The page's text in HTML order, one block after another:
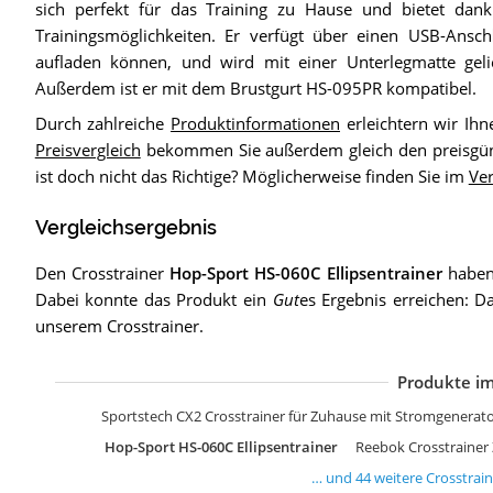
sich perfekt für das Training zu Hause und bietet
Trainingsmöglichkeiten. Er verfügt über einen USB-
aufladen können, und wird mit einer Unterlegmatte
Außerdem ist er mit dem Brustgurt HS-095PR kompatibel.
Durch zahlreiche Produktinformationen erleichtern wir
Preisvergleich bekommen Sie außerdem gleich den
ist doch nicht das Richtige? Möglicherweise finden Sie im
Vergleichsergebnis
Den Crosstrainer Hop-Sport HS-060C Ellipsentrainer
Dabei konnte das Produkt ein Gutes Ergebnis erreichen:
unserem Crosstrainer.
Produkte
Sportstech CX2 Crosstrainer für Zuhause mit
Hop-Sport HS-060C Ellipsentrainer Reebok Crosstrainer
… und44weitere